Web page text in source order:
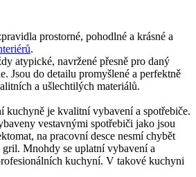
prostorné, pohodlné a krásné a
.
atypické, navržené přesně pro daný
Jsou do detailu promyšlené a perfektně
a ušlechtilých materiálů.
kuchyně je kvalitní vybavení a spotřebiče.
vestavnými spotřebiči jako jsou
na pracovní desce nesmí chybět
Mnohdy se uplatní vybavení a
kuchyní. V takové kuchyni